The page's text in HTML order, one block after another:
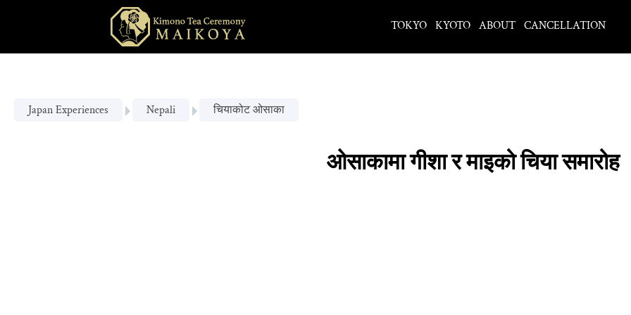
TOKYO KYOTO ABOUT CANCELLATION
Japan Experiences Nepali चियाकोट ओसाका
ओसाकामा गीशा र माइको चिया समारोह